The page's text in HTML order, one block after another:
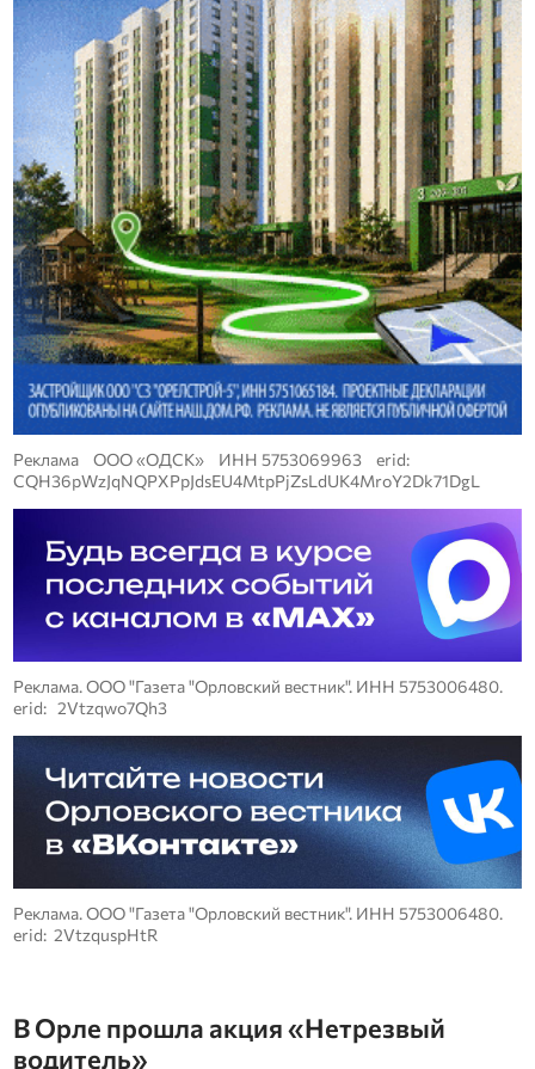
Реклама ООО «ОДСК» ИНН 5753069963 erid:
CQH36pWzJqNQPXPpJdsEU4MtpPjZsLdUK4MroY2Dk71DgL
Реклама. ООО "Газета "Орловский вестник". ИНН 5753006480.
erid: 2Vtzqwo7Qh3
Реклама. ООО "Газета "Орловский вестник". ИНН 5753006480.
erid: 2VtzquspHtR
В Орле прошла акция «Нетрезвый
водитель»